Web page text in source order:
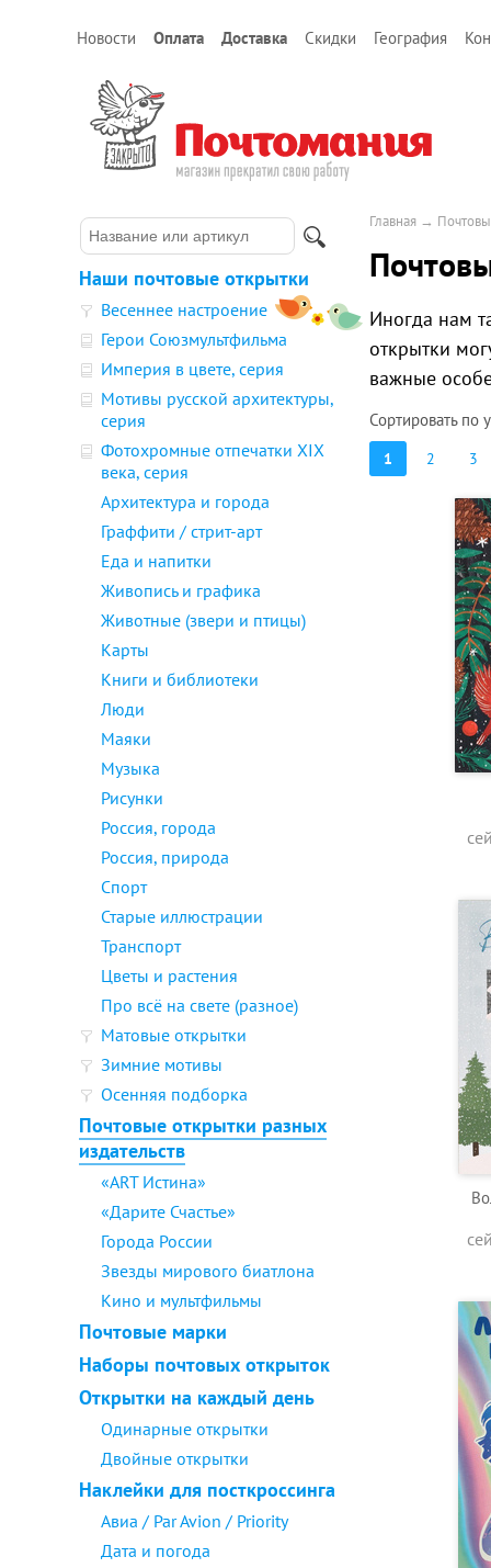
Новости Оплата Доставка Скидки География
Наши почтовые открытки
Весеннее настроение
Герои Союзмультфильма
Империя в цвете, серия
Мотивы русской архитектуры,
серия
Фотохромные отпечатки XIX
века, серия
Архитектура и города
Граффити / стрит-арт
Еда и напитки
Живопись и графика
Животные (звери и птицы)
Карты
Книги и библиотеки
Люди
Маяки
Музыка
Рисунки
Россия, города
Россия, природа
Спорт
Старые иллюстрации
Транспорт
Цветы и растения
Про всё на свете (разное)
Матовые открытки
Зимние мотивы
Осенняя подборка
Почтовые открытки разных
издательств
«ART Истина»
«Дарите Счастье»
Города России
Звезды мирового биатлона
Кино и мультфильмы
Почтовые марки
Наборы почтовых открыток
Открытки на каждый день
Одинарные открытки
Двойные открытки
Наклейки для посткроссинга
Авиа / Par Avion / Priority
Дата и погода
Главная →
Иногда нам
открытки
важные
Сортировать по
1 2 3